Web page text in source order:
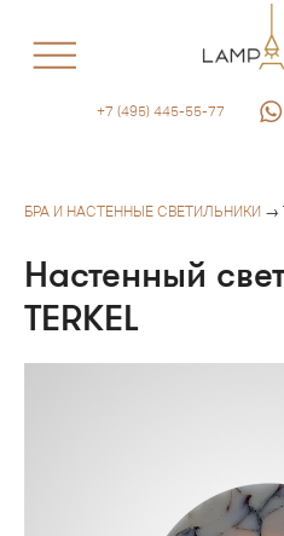
+7 (495) 445-55-77
БРА И НАСТЕННЫЕ СВЕТИЛЬНИКИ →
Настенный
TERKEL